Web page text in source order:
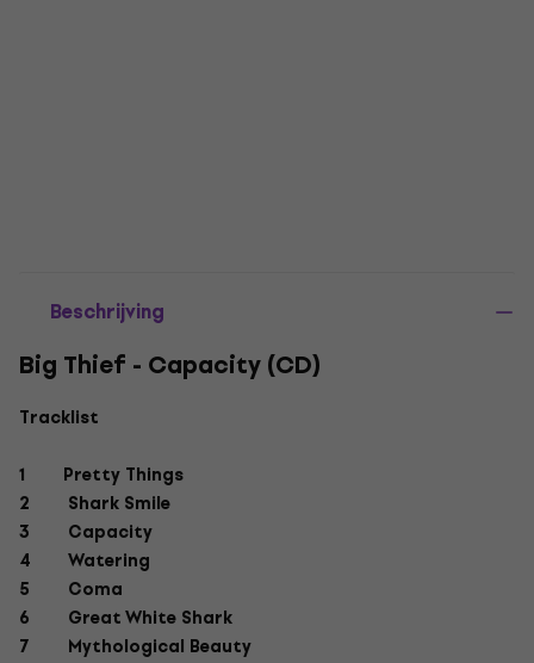
Beschrijving
Big Thief - Capacity (CD)
Tracklist
1 Pretty Things
2 Shark Smile
3 Capacity
4 Watering
5 Coma
6 Great White Shark
7 Mythological Beauty